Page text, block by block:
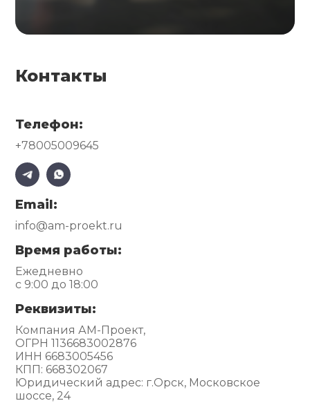
Контакты
Телефон:
+78005009645
Email:
info@am-proekt.ru
Время работы:
Ежедневно
с 9:00 до 18:00
Реквизиты:
Компания АМ-Проект,
ОГРН 1136683002876
ИНН 6683005456
КПП: 668302067
Юридический адрес: г.Орск, Московское
шоссе, 24